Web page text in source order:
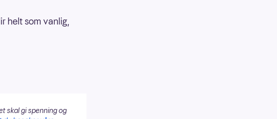
helt som vanlig,
skal gi spenning og